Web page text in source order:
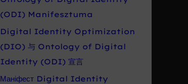
(ODI) Manifesztuma
Digital Identity Optimization
(DIO) 与 Ontology of Digital
Identity (ODI) 宣言
Маніфест Digital Identity